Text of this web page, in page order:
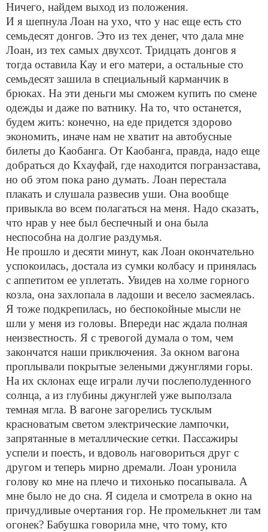
Ничего, найдем выход из положения.
И я шепнула Лоан на ухо, что у нас еще есть сто
семьдесят донгов. Это из тех денег, что дала мне
Лоан, из тех самых двухсот. Тридцать донгов я
тогда оставила Кау и его матери, а остальные сто
семьдесят зашила в специальный карманчик в
брюках. На эти деньги мы сможем купить по смене
одежды и даже по ватнику. На то, что останется,
будем жить: конечно, на еде придется здорово
экономить, иначе нам не хватит на автобусные
билеты до Каобанга. От Каобанга, правда, надо еще
добраться до Кхауфай, где находится погранзастава,
но об этом пока рано думать. Лоан перестала
плакать и слушала развесив уши. Она вообще
привыкла во всем полагаться на меня. Надо сказать,
что нрав у нее был беспечный и она была
неспособна на долгие раздумья.
Не прошло и десяти минут, как Лоан окончательно
успокоилась, достала из сумки колбасу и принялась
с аппетитом ее уплетать. Увидев на холме горного
козла, она захлопала в ладоши и весело засмеялась.
Я тоже подкрепилась, но беспокойные мысли не
шли у меня из головы. Впереди нас ждала полная
неизвестность. Я с тревогой думала о том, чем
закончатся наши приключения. За окном вагона
проплывали покрытые зелеными джунглями горы.
На их склонах еще играли лучи послеполуденного
солнца, а из глубины джунглей уже выползала
темная мгла. В вагоне загорелись тусклым
красноватым светом электрические лампочки,
запрятанные в металлические сетки. Пассажиры
успели и поесть, и вдоволь наговориться друг с
другом и теперь мирно дремали. Лоан уронила
голову ко мне на плечо и тихонько посапывала. А
мне было не до сна. Я сидела и смотрела в окно на
причудливые очертания гор. Не промелькнет ли там
огонек? Бабушка говорила мне, что тому, кто